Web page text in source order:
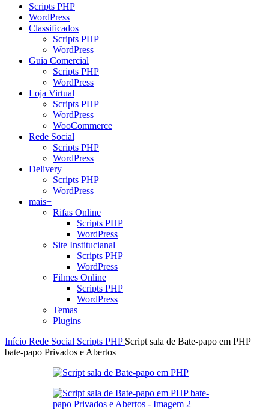
Scripts PHP
WordPress
Classificados
Scripts PHP
WordPress
Guia Comercial
Scripts PHP
WordPress
Loja Virtual
Scripts PHP
WordPress
WooCommerce
Rede Social
Scripts PHP
WordPress
Delivery
Scripts PHP
WordPress
mais+
Rifas Online
Scripts PHP
WordPress
Site Institucianal
Scripts PHP
WordPress
Filmes Online
Scripts PHP
WordPress
Temas
Plugins
Início Rede Social Scripts PHP Script sala de Bate-papo em PHP
bate-papo Privados e Abertos